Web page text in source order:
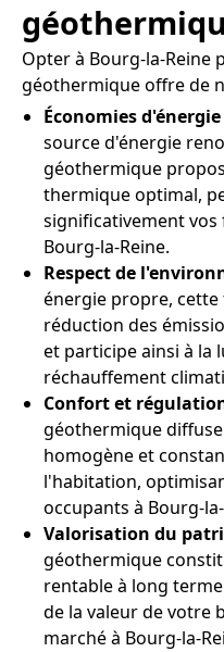
Opter à Bourg-la-Reine
géothermique offre de
Économies d'énergie
source d'énergie
géothermique
thermique optimal,
significativement
Bourg-la-Reine.
Respect de
énergie propre, cette
réduction des
et participe ainsi à la
réchauffement
Confort et
géothermique
homogène et
l'habitation,
occupants à Bourg-
Valorisation du
géothermique
rentable à long
de la valeur de votre
marché à Bourg-la-